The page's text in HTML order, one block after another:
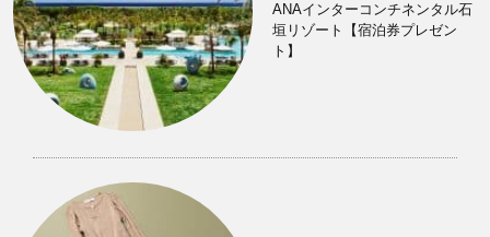
ANAインターコンチネンタル石
垣リゾート【宿泊券プレゼン
ト】